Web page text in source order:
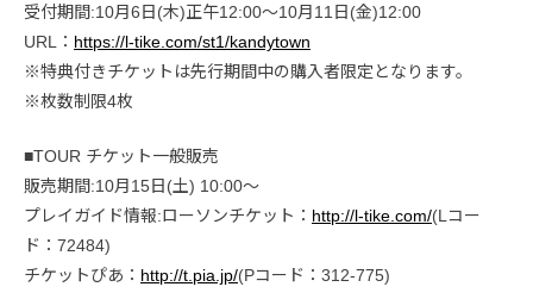
受付期間:10月6日(木)正午12:00〜10月11日(金)12:00
URL： https://l-tike.com/st1/kandytown
※特典付きチケットは先行期間中の購入者限定となります。
※枚数制限4枚
■TOUR チケット一般販売
販売期間:10月15日(土) 10:00〜
プレイガイド情報:ローソンチケット： http://l-tike.com/(Lコー
ド：72484)
チケットぴあ： http://t.pia.jp/(Pコード：312-775)